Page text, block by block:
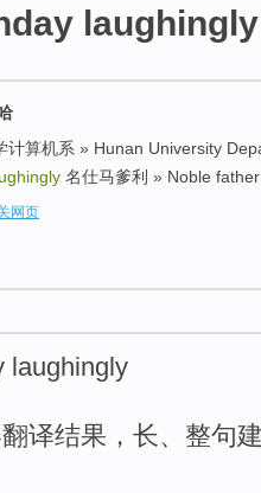
laughingly
计算机系 » Hunan University
名仕马爹利 » Noble
网页
laughingly
译结果，长、整句